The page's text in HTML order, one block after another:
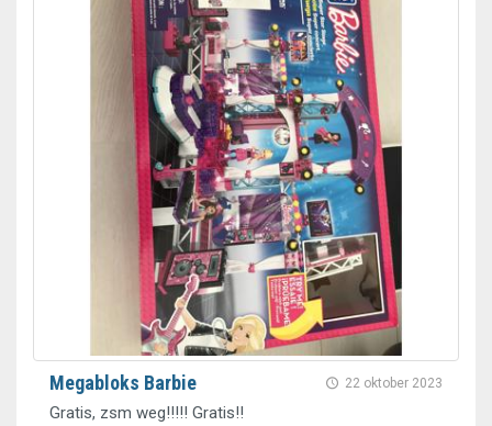
22 oktober 2023
Megabloks Barbie
Gratis, zsm weg!!!!! Gratis!!